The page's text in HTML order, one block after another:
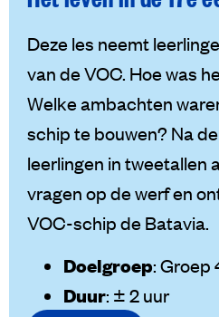
Deze les neemt
van de VOC. Hoe was
Welke ambachten
schip te bouwen? Na
leerlingen in tweetallen
vragen op de werf en
VOC-schip de Batavia.
Doelgroep: Groep
Duur: ± 2 uur